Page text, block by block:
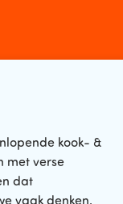
kook- &
met verse
dat
vaak denken.